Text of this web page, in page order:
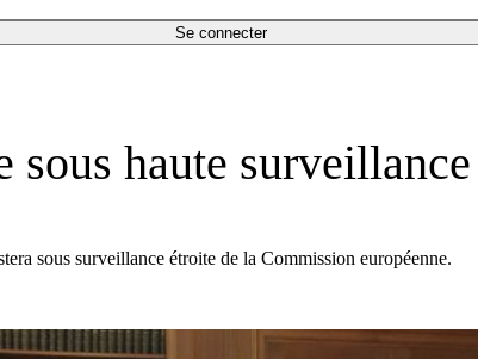
Se connecter
sous haute surveillance
sous surveillance étroite de la Commission européenne.